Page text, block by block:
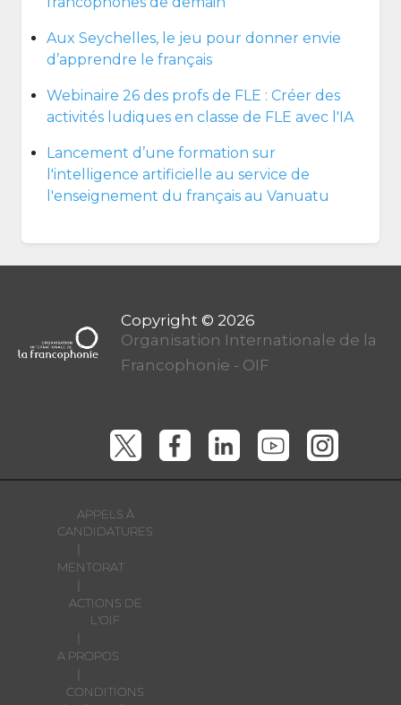
Aux Seychelles, le jeu pour donner envie
d’apprendre le français
Webinaire 26 des profs de FLE : Créer des
activités ludiques en classe de FLE avec l'IA
Lancement d’une formation sur
l'intelligence artificielle au service de
l'enseignement du français au Vanuatu
APPELS À
CANDIDATURES
MENTORAT
ACTIONS DE
L'OIF
A PROPOS
CONDITIONS
Organisation Internationale de la
Francophonie - OIF